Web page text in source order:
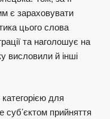
є зараховувати
цього слова
та наголошує на
висловили й інші
для
прийняття